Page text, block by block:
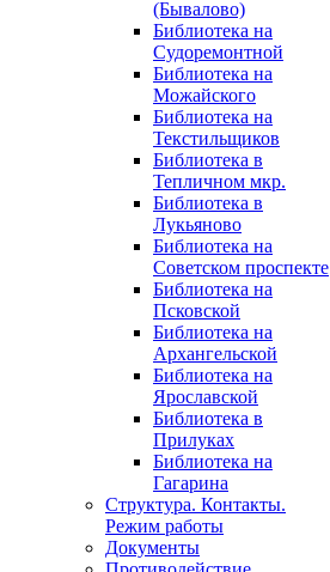
(Бывалово)
Библиотека на
Судоремонтной
Библиотека на
Можайского
Библиотека на
Текстильщиков
Библиотека в
Тепличном мкр.
Библиотека в
Лукьяново
Библиотека на
Советском проспекте
Библиотека на
Псковской
Библиотека на
Архангельской
Библиотека на
Ярославской
Библиотека в
Прилуках
Библиотека на
Гагарина
Структура. Контакты.
Режим работы
Документы